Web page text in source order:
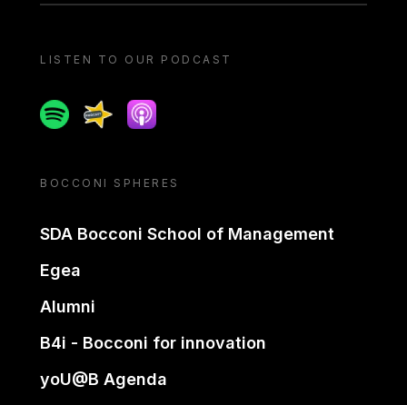
LISTEN TO OUR PODCAST
SpotifySpreakerApple podcast
BOCCONI SPHERES
SDA Bocconi School of Management
Egea
Alumni
B4i - Bocconi for innovation
yoU@B Agenda